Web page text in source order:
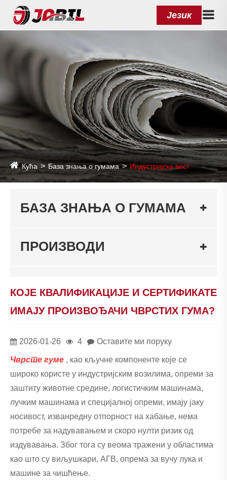
Језик
Кућа База знања о гумама Индустријска вест
БАЗА ЗНАЊА О ГУМАМА
ПРОИЗВОДИ
КОЈЕ КВАЛИФИКАЦИЈЕ И СЕРТИФИКАТЕ
ИМАЈУ ПРОИЗВОЂАЧИ ЧВРСТИХ ГУМА?
2026-01-26 4 Оставите ми поруку
Чврсте гуме , као кључне компоненте које се
широко користе у индустријским возилима, опреми за
заштиту животне средине, логистичким машинама,
лучким машинама и специјалној опреми, имају јаку
носивост, изванредну отпорност на хабање, нема
потребе за надувавањем и скоро нулти ризик од
издувавања. Због тога су веома тражени у областима
као што су виљушкари, АГВ, опрема за вучу лука и
машине за чишћење.